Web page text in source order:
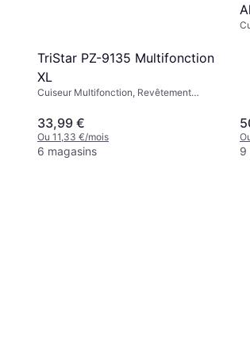
TriStar PZ-9135 Multifonction
XL
Cuiseur Multifonction, Revêtement
Poignée Isolante de Chaleur,
Compatible Lave-Vaisselle, Fonction
Maintien au Chaud, 5L
33,99 €
Ou 11,33 €/mois
6 magasins 9